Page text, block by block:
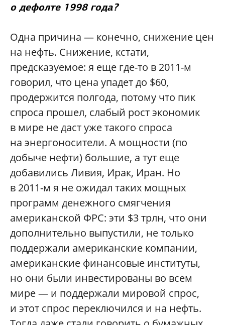
о дефолте 1998 года?
Одна причина — конечно, снижение цен
на нефть. Снижение, кстати,
предсказуемое: я еще где-то в 2011-м
говорил, что цена упадет до $60,
продержится полгода, потому что пик
спроса прошел, слабый рост экономик
в мире не даст уже такого спроса
на энергоносители. А мощности (по
добыче нефти) большие, а тут еще
добавились Ливия, Ирак, Иран. Но
в 2011-м я не ожидал таких мощных
программ денежного смягчения
американской ФРС: эти $3 трлн, что они
дополнительно выпустили, не только
поддержали американские компании,
американские финансовые институты,
но они были инвестированы во всем
мире — и поддержали мировой спрос,
и этот спрос переключился и на нефть.